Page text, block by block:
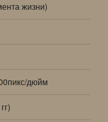
жизни)
дюйм